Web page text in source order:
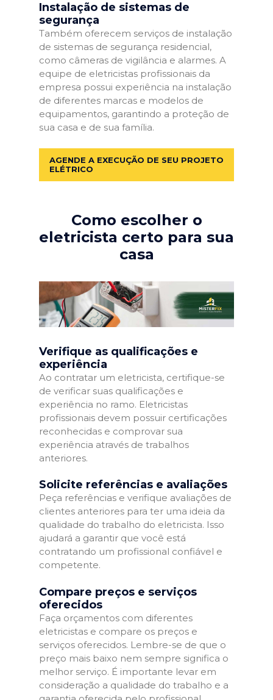
Instalação de sistemas de
segurança
Também oferecem serviços de instalação
de sistemas de segurança residencial,
como câmeras de vigilância e alarmes. A
equipe de eletricistas profissionais da
empresa possui experiência na instalação
de diferentes marcas e modelos de
equipamentos, garantindo a proteção de
sua casa e de sua família.
AGENDE A EXECUÇÃO DE SEU PROJETO
ELÉTRICO
Como escolher o
eletricista certo para sua
casa
Verifique as qualificações e
experiência
Ao contratar um eletricista, certifique-se
de verificar suas qualificações e
experiência no ramo. Eletricistas
profissionais devem possuir certificações
reconhecidas e comprovar sua
experiência através de trabalhos
anteriores.
Solicite referências e avaliações
Peça referências e verifique avaliações de
clientes anteriores para ter uma ideia da
qualidade do trabalho do eletricista. Isso
ajudará a garantir que você está
contratando um profissional confiável e
competente.
Compare preços e serviços
oferecidos
Faça orçamentos com diferentes
eletricistas e compare os preços e
serviços oferecidos. Lembre-se de que o
preço mais baixo nem sempre significa o
melhor serviço. É importante levar em
consideração a qualidade do trabalho e a